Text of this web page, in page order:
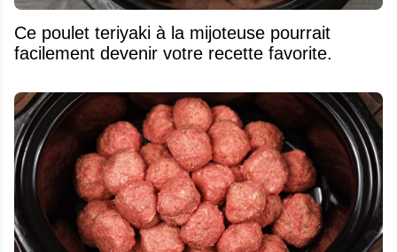
Ce poulet teriyaki à la mijoteuse pourrait
facilement devenir votre recette favorite.